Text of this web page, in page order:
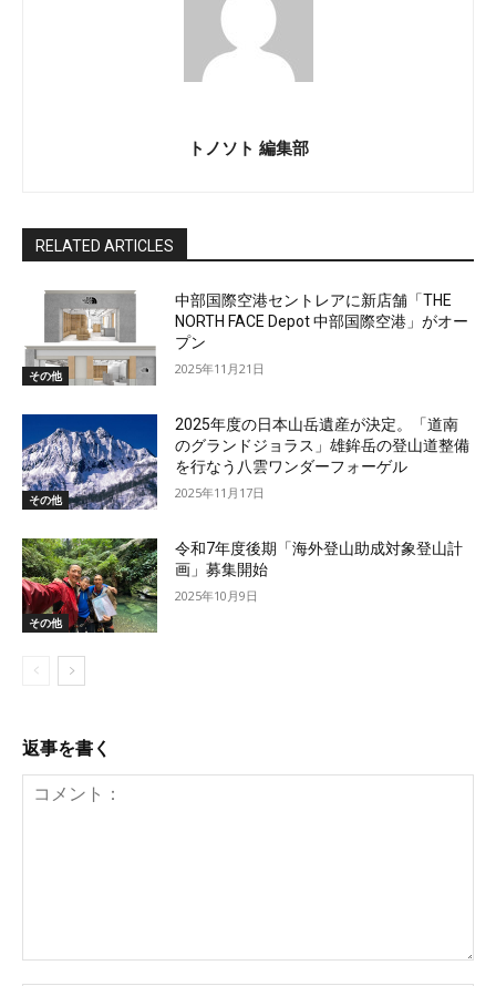
トノソト 編集部
RELATED ARTICLES
その他
中部国際空港セントレアに新店舗「THE
NORTH FACE Depot 中部国際空港」がオー
プン
2025年11月21日
その他
2025年度の日本山岳遺産が決定。「道南
のグランドジョラス」雄鉾岳の登山道整備
を行なう八雲ワンダーフォーゲル
2025年11月17日
その他
令和7年度後期「海外登山助成対象登山計
画」募集開始
2025年10月9日
返事を書く